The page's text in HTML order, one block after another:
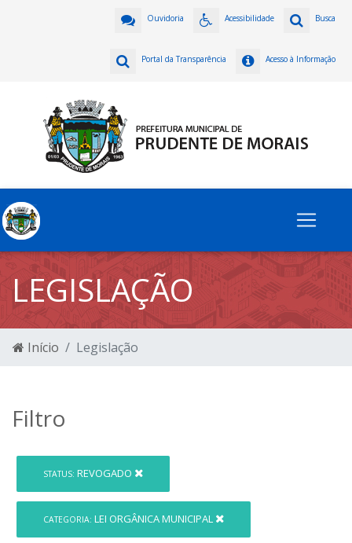
Busca
Acessibilidade
Ouvidoria
Acesso à Informação
Portal da Transparência
LEGISLAÇÃO
Início Legislação
Filtro
STATUS: REVOGADO
CATEGORIA: LEI ORGÂNICA MUNICIPAL